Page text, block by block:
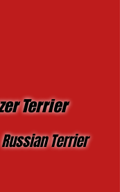
Terrier
Terrier